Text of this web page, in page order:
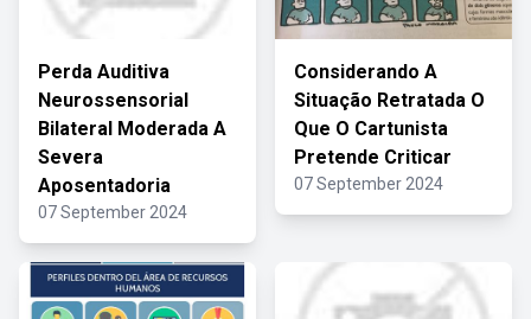
Perda Auditiva
Neurossensorial
Bilateral Moderada A
Severa
Aposentadoria
07 September 2024
Considerando A
Situação Retratada O
Que O Cartunista
Pretende Criticar
07 September 2024